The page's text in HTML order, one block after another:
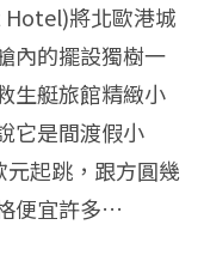
將北歐港城
內的擺設獨樹一
生艇旅館精緻小
它是間渡假小
起跳，跟方圓幾
便宜許多…